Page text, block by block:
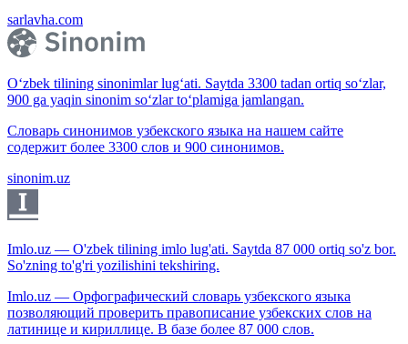
sarlavha.com
O‘zbek tilining sinonimlar lug‘ati. Saytda 3300 tadan ortiq so‘zlar,
900 ga yaqin sinonim so‘zlar to‘plamiga jamlangan.
Словарь синонимов узбекского языка на нашем сайте
содержит более 3300 слов и 900 синонимов.
sinonim.uz
Imlo.uz — O'zbek tilining imlo lug'ati. Saytda 87 000 ortiq so'z bor.
So'zning to'g'ri yozilishini tekshiring.
Imlo.uz — Орфографический словарь узбекского языка
позволяющий проверить правописание узбекских слов на
латинице и кириллице. В базе более 87 000 слов.